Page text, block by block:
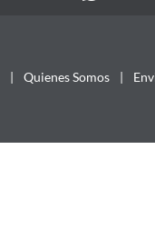
| Quienes Somos |